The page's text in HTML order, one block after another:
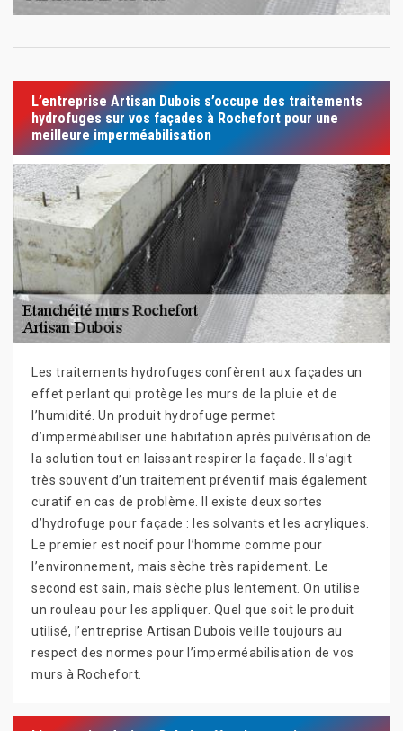
L’entreprise Artisan Dubois s’occupe des traitements
hydrofuges sur vos façades à Rochefort pour une
meilleure imperméabilisation
Les traitements hydrofuges confèrent aux façades un
effet perlant qui protège les murs de la pluie et de
l’humidité. Un produit hydrofuge permet
d’imperméabiliser une habitation après pulvérisation de
la solution tout en laissant respirer la façade. Il s’agit
très souvent d’un traitement préventif mais également
curatif en cas de problème. Il existe deux sortes
d’hydrofuge pour façade : les solvants et les acryliques.
Le premier est nocif pour l’homme comme pour
l’environnement, mais sèche très rapidement. Le
second est sain, mais sèche plus lentement. On utilise
un rouleau pour les appliquer. Quel que soit le produit
utilisé, l’entreprise Artisan Dubois veille toujours au
respect des normes pour l’imperméabilisation de vos
murs à Rochefort.